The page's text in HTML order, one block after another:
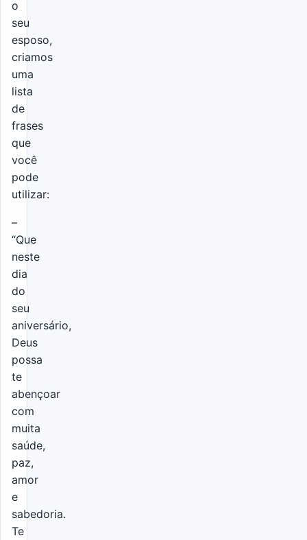
o
seu
esposo,
criamos
uma
lista
de
frases
que
você
pode
utilizar:
–
“Que
neste
dia
do
seu
aniversário,
Deus
possa
te
abençoar
com
muita
saúde,
paz,
amor
e
sabedoria.
Te